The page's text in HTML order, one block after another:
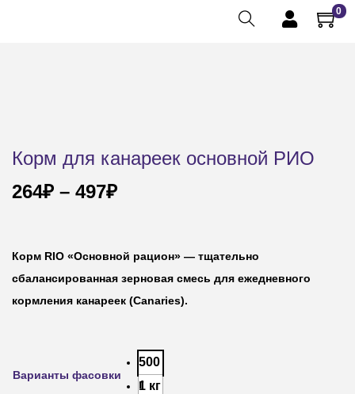
0
Корм для канареек основной РИО
264₽ – 497₽
Корм RIO «Основной рацион» — тщательно
сбалансированная зерновая смесь для ежедневного
кормления канареек (Canaries).
Варианты фасовки
500
г
1 кг